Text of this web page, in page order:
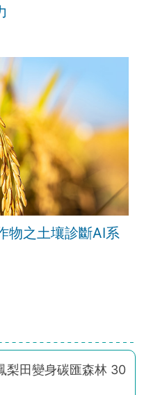
物之土壤診斷AI系
梨田變身碳匯森林 30